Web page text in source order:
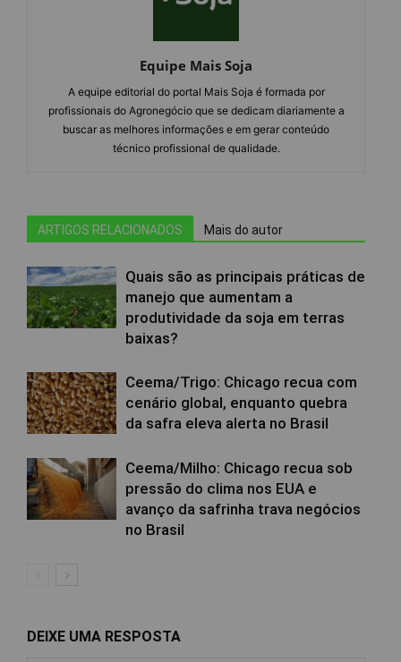
Equipe Mais Soja
A equipe editorial do portal Mais Soja é formada por
profissionais do Agronegócio que se dedicam diariamente a
buscar as melhores informações e em gerar conteúdo
técnico profissional de qualidade.
ARTIGOS RELACIONADOS Mais do autor
Quais são as principais práticas de
manejo que aumentam a
produtividade da soja em terras
baixas?
Ceema/Trigo: Chicago recua com
cenário global, enquanto quebra
da safra eleva alerta no Brasil
Ceema/Milho: Chicago recua sob
pressão do clima nos EUA e
avanço da safrinha trava negócios
no Brasil
DEIXE UMA RESPOSTA